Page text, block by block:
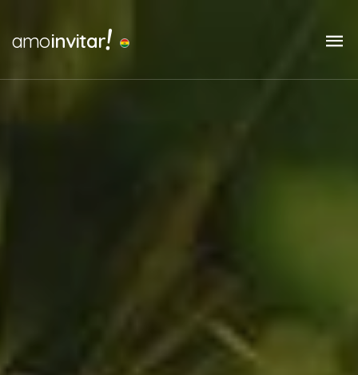
amoinvitar!